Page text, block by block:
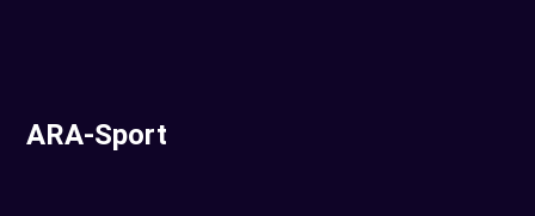
ARA-Sport